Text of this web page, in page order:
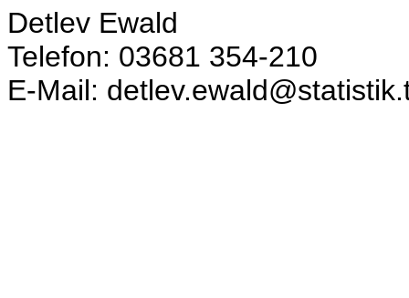
Detlev Ewald
Telefon: 03681 354-210
E-Mail: